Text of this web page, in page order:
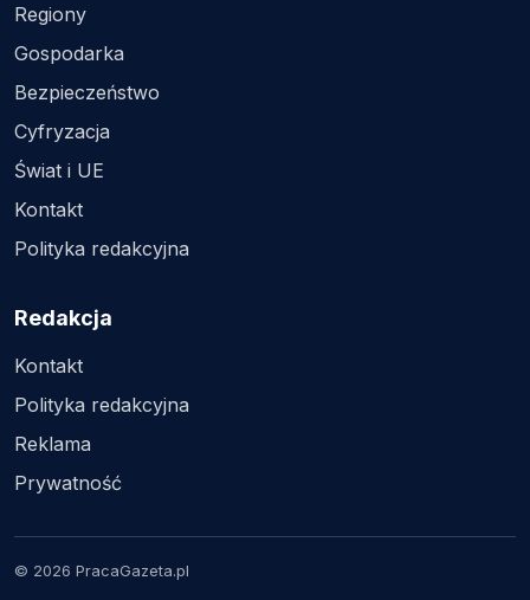
Regiony
Gospodarka
Bezpieczeństwo
Cyfryzacja
Świat i UE
Kontakt
Polityka redakcyjna
Redakcja
Kontakt
Polityka redakcyjna
Reklama
Prywatność
© 2026 PracaGazeta.pl